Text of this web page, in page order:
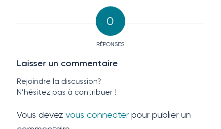
0
RÉPONSES
Laisser un commentaire
Rejoindre la discussion?
N’hésitez pas à contribuer !
Vous devez vous connecterpour publier un